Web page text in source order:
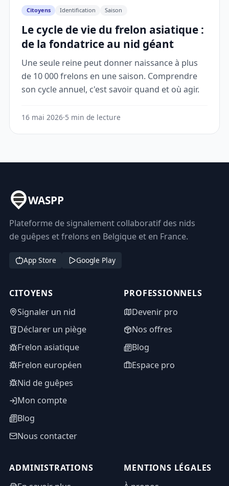
Citoyens Identification Saison
Le cycle de vie du frelon asiatique :
de la fondatrice au nid géant
Une seule reine peut donner naissance à plus
de 10 000 frelons en une saison. Comprendre
son cycle annuel, c'est savoir quand et où agir.
16 mai 2026·5 min de lecture
WASPP
Plateforme de signalement collaboratif des nids
de guêpes et frelons en Belgique et en France.
App Store Google Play
CITOYENS
Signaler un nid
Déclarer un piège
Frelon asiatique
Frelon européen
Nid de guêpes
Mon compte
Blog
Nous contacter
PROFESSIONNELS
Devenir pro
Nos offres
Blog
Espace pro
ADMINISTRATIONS
MENTIONS LÉGALES